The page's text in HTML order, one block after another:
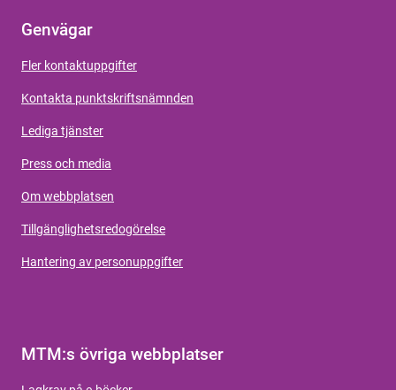
Genvägar
Fler kontaktuppgifter
Kontakta punktskriftsnämnden
Lediga tjänster
Press och media
Om webbplatsen
Tillgänglighetsredogörelse
Hantering av personuppgifter
MTM:s övriga webbplatser